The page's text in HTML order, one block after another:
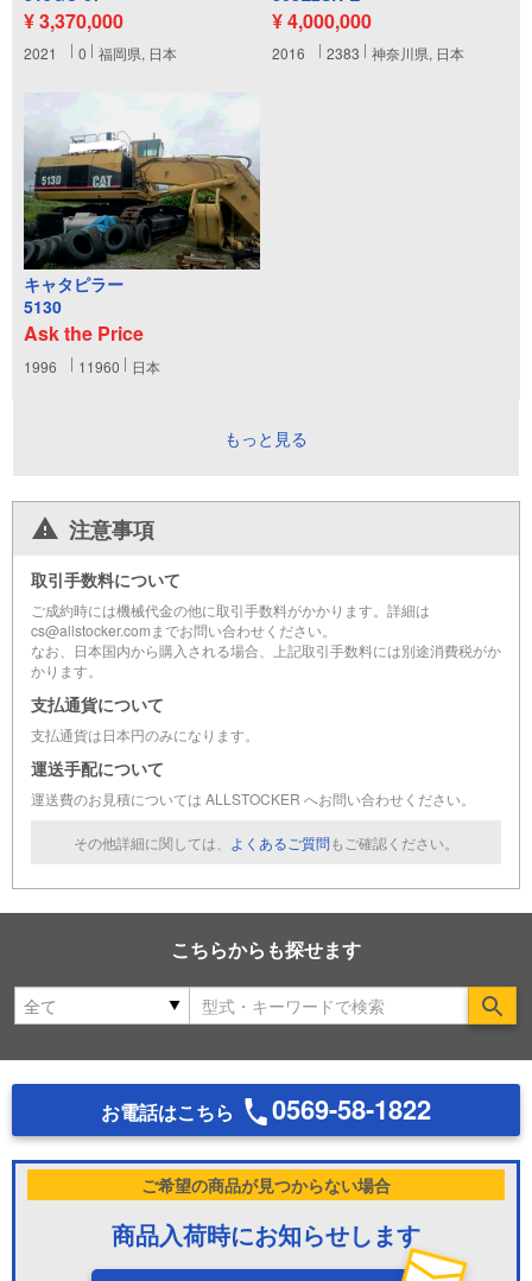
¥ 3,370,000
2021 0 福岡県, 日本
¥ 4,000,000
2016 2383 神奈川県, 日本
キャタピラー
5130
Ask the Price
1996 11960 日本
もっと見る
注意事項
取引手数料について
ご成約時には機械代金の他に取引手数料がかかります。詳細は
cs@allstocker.comまでお問い合わせください。
なお、日本国内から購入される場合、上記取引手数料には別途消費税がか
かります。
支払通貨について
支払通貨は日本円のみになります。
運送手配について
運送費のお見積については ALLSTOCKER へお問い合わせください。
その他詳細に関しては、 よくあるご質問もご確認ください。
こちらからも探せます
お電話はこちら 0569-58-1822
ご希望の商品が見つからない場合
商品入荷時にお知らせします